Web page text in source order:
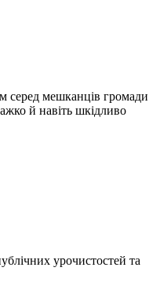
серед мешканців громади
й навіть шкідливо
урочистостей та